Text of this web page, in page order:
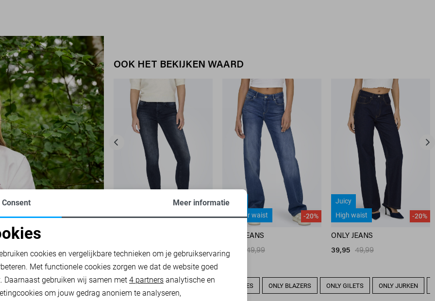
OOK HET BEKIJKEN WAARD
Regular waist
-34%
33,00 49,99
Blush
Regular waist
-20%
ONLY JEANS
39,95 49,99
Juicy
High waist
-20%
ONLY JEANS
39,95 49,99
ONLY TRUIEN ONLY SWEATERS ONLY VESTEN ONLY BLOUSES ONLY BLAZERS ONLY GILETS ONLY JURKEN
cookies
cookies Marketing cookies
Consent Meer informatie
cookies en vergelijkbare technieken om je gebruikservaring
Met functionele cookies zorgen we dat de website goed
Daarnaast gebruiken wij samen met 4 partners analytische en
om jouw gedrag anoniem te analyseren,